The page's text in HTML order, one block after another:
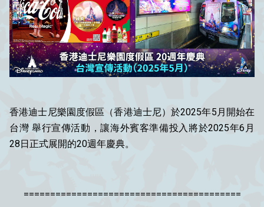
香港迪士尼樂園度假區（香港迪士尼）於2025年5月開始在
台灣 舉行宣傳活動，讓海外賓客準備投入將於2025年6月
28日正式展開的20週年慶典。
=========================================